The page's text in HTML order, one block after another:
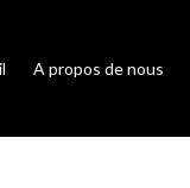
A propos de nous